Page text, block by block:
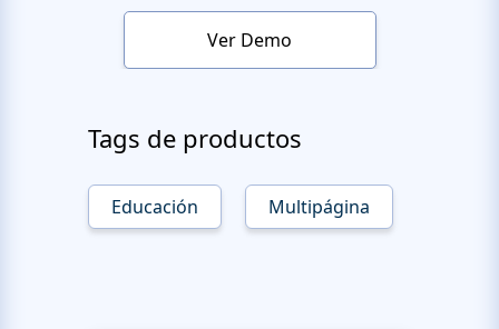
Ver Demo
Tags de productos
Educación Multipágina